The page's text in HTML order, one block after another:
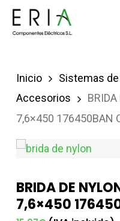
Saltar
Inicio Sistemas
Accesorios
BRIDA
7,6×450 176450BAN
BRIDA DE
7,6×450